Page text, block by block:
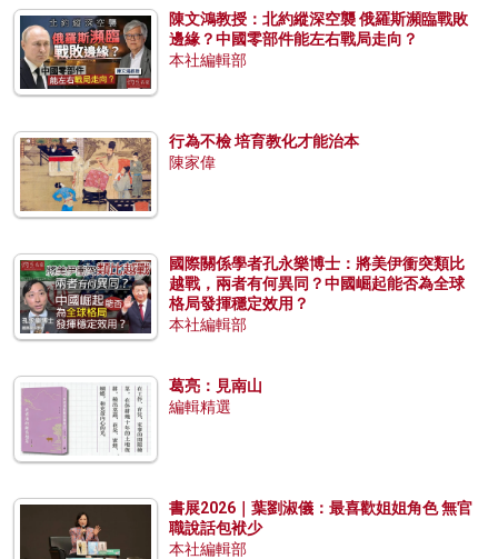
陳文鴻教授：北約縱深空襲 俄羅斯瀕臨戰敗
邊緣？中國零部件能左右戰局走向？
本社編輯部
行為不檢 培育教化才能治本
陳家偉
國際關係學者孔永樂博士：將美伊衝突類比
越戰，兩者有何異同？中國崛起能否為全球
格局發揮穩定效用？
本社編輯部
葛亮：見南山
編輯精選
書展2026｜葉劉淑儀：最喜歡姐姐角色 無官
職說話包袱少
本社編輯部